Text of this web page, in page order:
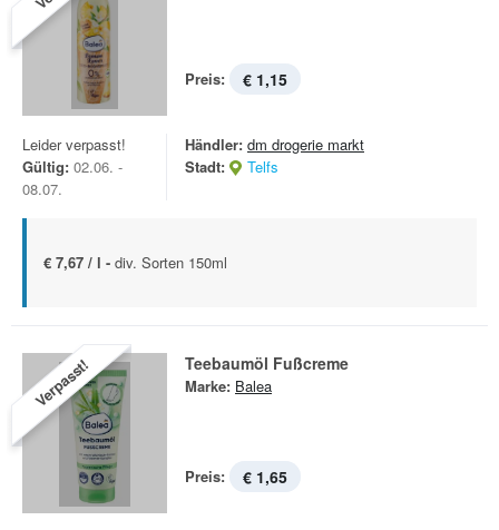
Preis: € 1,15
Leider verpasst!
Gültig: 02.06. -
08.07.
Händler: dm drogerie markt
Stadt:
Telfs
€ 7,67 / l - div. Sorten 150ml
Verpasst! Teebaumöl Fußcreme
Marke: Balea
Preis: € 1,65